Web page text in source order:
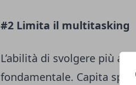
#2 Limita il multitasking
L’abilità di svolgere più
fondamentale. Capita